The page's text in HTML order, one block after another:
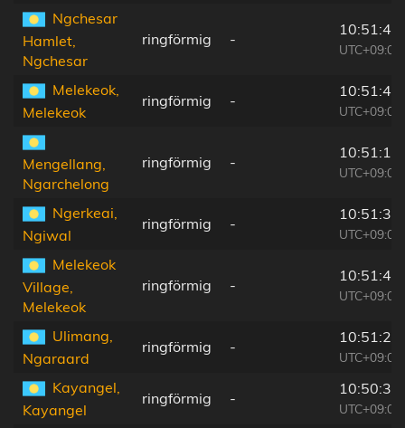
Ngchesar
Hamlet,
Ngchesar
ringförmig -
10:51:48
UTC+09:00
Melekeok,
Melekeok
ringförmig -
10:51:45
UTC+09:00
Mengellang,
Ngarchelong
ringförmig -
10:51:17
UTC+09:00
Ngerkeai,
Ngiwal
ringförmig -
10:51:38
UTC+09:00
Melekeok
Village,
Melekeok
ringförmig -
10:51:47
UTC+09:00
Ulimang,
Ngaraard
ringförmig -
10:51:29
UTC+09:00
Kayangel,
Kayangel
ringförmig -
10:50:32
UTC+09:00